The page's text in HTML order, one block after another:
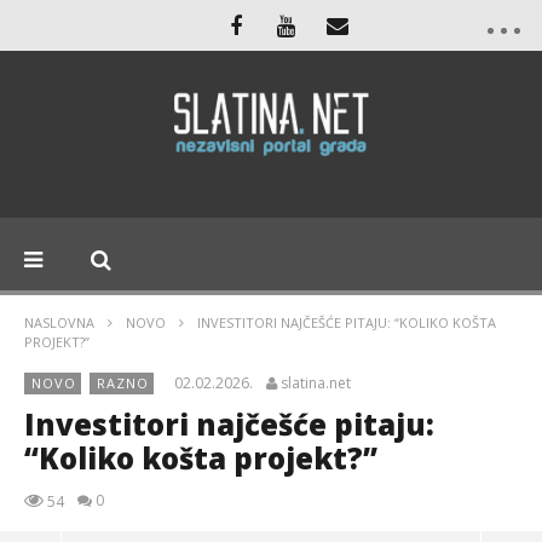
NASLOVNA NOVO
INVESTITORI NAJČEŠĆE PITAJU: “KOLIKO KOŠTA
PROJEKT?”
NOVO RAZNO 02.02.2026. slatina.net
Investitori najčešće pitaju:
“Koliko košta projekt?”
54 0